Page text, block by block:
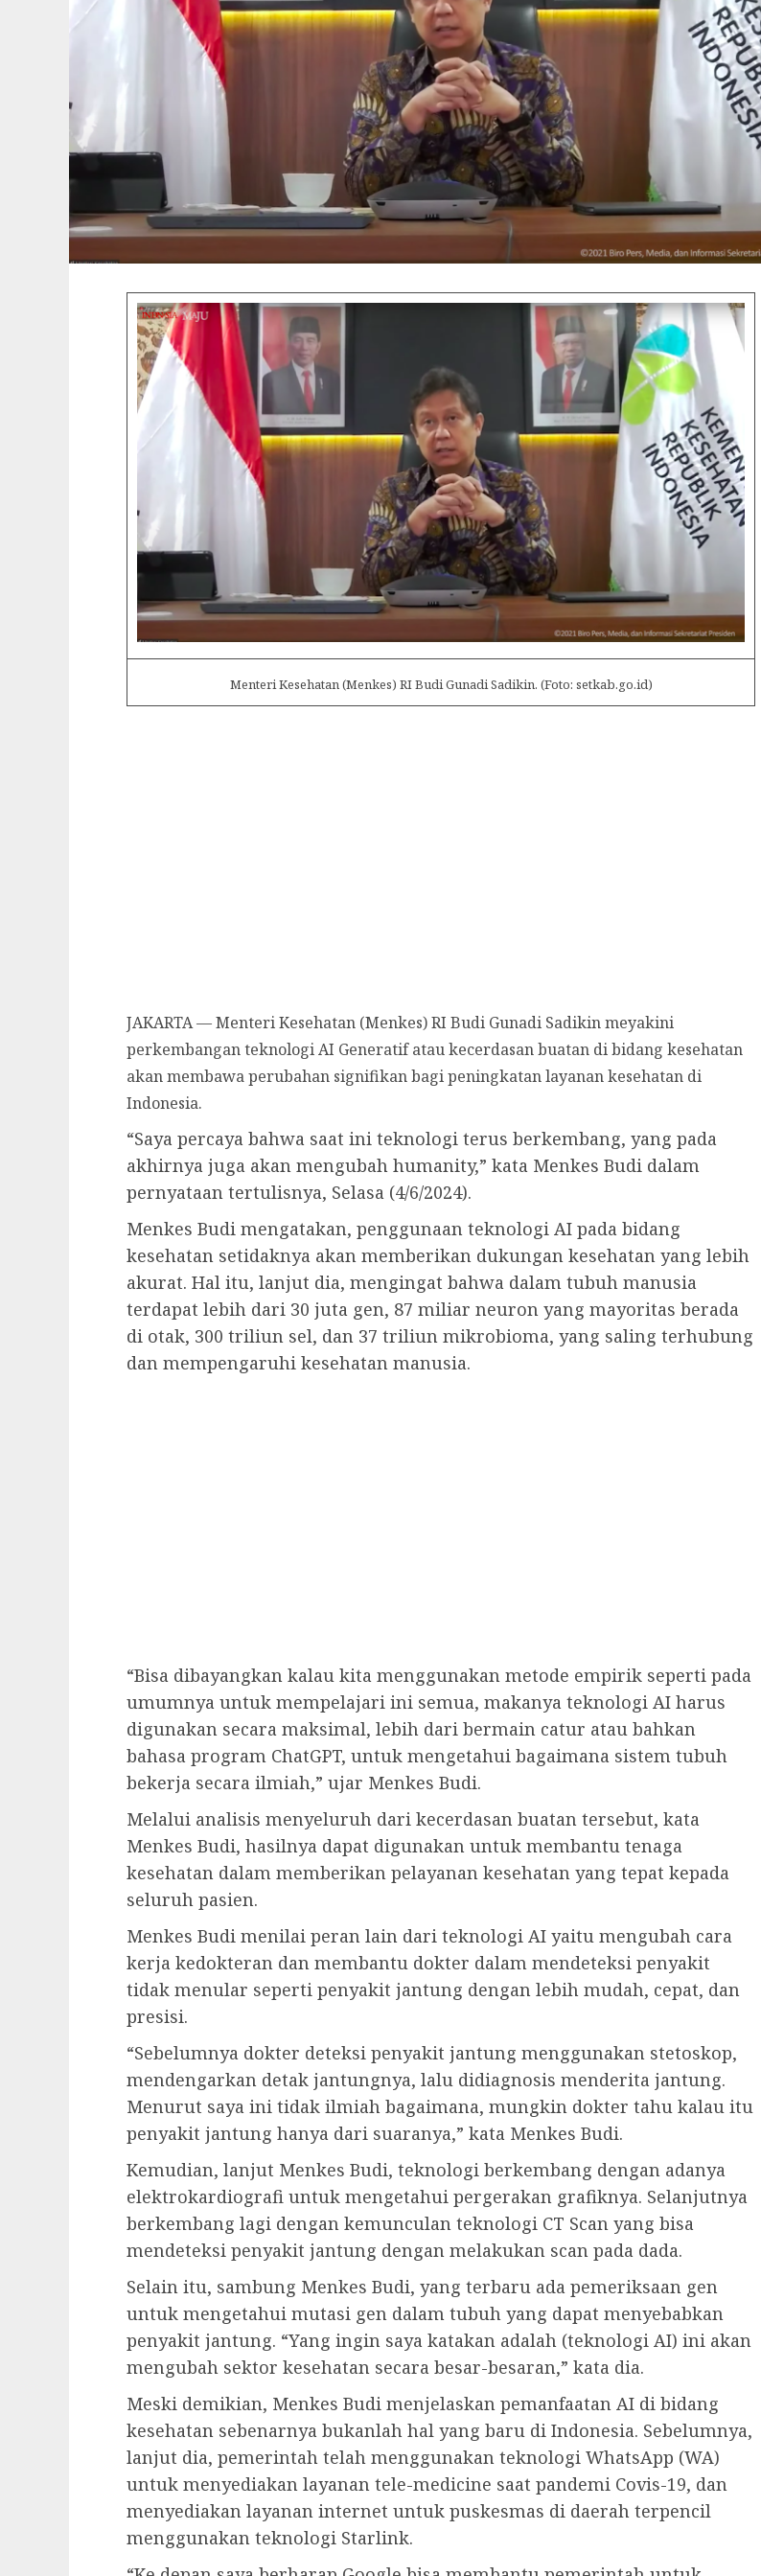
Menteri Kesehatan (Menkes) RI Budi Gunadi Sadikin. (Foto: setkab.go.id)
JAKARTA — Menteri Kesehatan (Menkes) RI Budi Gunadi Sadikin meyakini
perkembangan teknologi AI Generatif atau kecerdasan buatan di bidang kesehatan
akan membawa perubahan signifikan bagi peningkatan layanan kesehatan di
Indonesia.
“Saya percaya bahwa saat ini teknologi terus berkembang, yang pada
akhirnya juga akan mengubah humanity,” kata Menkes Budi dalam
pernyataan tertulisnya, Selasa (4/6/2024).
Menkes Budi mengatakan, penggunaan teknologi AI pada bidang
kesehatan setidaknya akan memberikan dukungan kesehatan yang lebih
akurat. Hal itu, lanjut dia, mengingat bahwa dalam tubuh manusia
terdapat lebih dari 30 juta gen, 87 miliar neuron yang mayoritas berada
di otak, 300 triliun sel, dan 37 triliun mikrobioma, yang saling terhubung
dan mempengaruhi kesehatan manusia.
“Bisa dibayangkan kalau kita menggunakan metode empirik seperti pada
umumnya untuk mempelajari ini semua, makanya teknologi AI harus
digunakan secara maksimal, lebih dari bermain catur atau bahkan
bahasa program ChatGPT, untuk mengetahui bagaimana sistem tubuh
bekerja secara ilmiah,” ujar Menkes Budi.
Melalui analisis menyeluruh dari kecerdasan buatan tersebut, kata
Menkes Budi, hasilnya dapat digunakan untuk membantu tenaga
kesehatan dalam memberikan pelayanan kesehatan yang tepat kepada
seluruh pasien.
Menkes Budi menilai peran lain dari teknologi AI yaitu mengubah cara
kerja kedokteran dan membantu dokter dalam mendeteksi penyakit
tidak menular seperti penyakit jantung dengan lebih mudah, cepat, dan
presisi.
“Sebelumnya dokter deteksi penyakit jantung menggunakan stetoskop,
mendengarkan detak jantungnya, lalu didiagnosis menderita jantung.
Menurut saya ini tidak ilmiah bagaimana, mungkin dokter tahu kalau itu
penyakit jantung hanya dari suaranya,” kata Menkes Budi.
Kemudian, lanjut Menkes Budi, teknologi berkembang dengan adanya
elektrokardiografi untuk mengetahui pergerakan grafiknya. Selanjutnya
berkembang lagi dengan kemunculan teknologi CT Scan yang bisa
mendeteksi penyakit jantung dengan melakukan scan pada dada.
Selain itu, sambung Menkes Budi, yang terbaru ada pemeriksaan gen
untuk mengetahui mutasi gen dalam tubuh yang dapat menyebabkan
penyakit jantung. “Yang ingin saya katakan adalah (teknologi AI) ini akan
mengubah sektor kesehatan secara besar-besaran,” kata dia.
Meski demikian, Menkes Budi menjelaskan pemanfaatan AI di bidang
kesehatan sebenarnya bukanlah hal yang baru di Indonesia. Sebelumnya,
lanjut dia, pemerintah telah menggunakan teknologi WhatsApp (WA)
untuk menyediakan layanan tele-medicine saat pandemi Covis-19, dan
menyediakan layanan internet untuk puskesmas di daerah terpencil
menggunakan teknologi Starlink.